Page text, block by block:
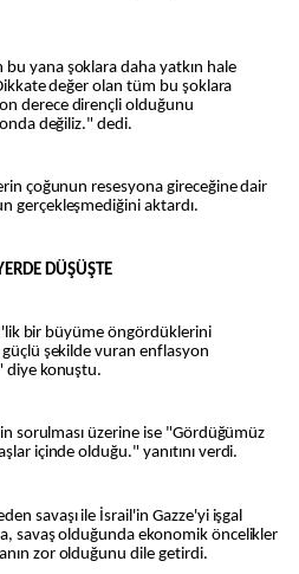
yana şoklara daha yatkın hale
değer olan tüm bu şoklara
derece dirençli olduğunu
değiliz." dedi.
çoğunun resesyona gireceğine dair
gerçekleşmediğini aktardı.
DÜŞÜŞTE
bir büyüme öngördüklerini
şekilde vuran enflasyon
diye konuştu.
sorulması üzerine ise "Gördüğümüz
içinde olduğu." yanıtını verdi.
savaşı ile İsrail'in Gazze'yi işgal
savaş olduğunda ekonomik öncelikler
zor olduğunu dile getirdi.